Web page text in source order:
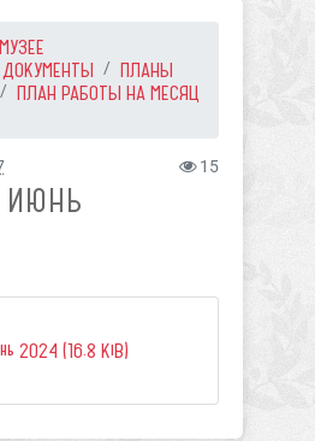
ПЛАНЫ
ПЛАН РАБОТЫ НА МЕСЯЦ
15
ИЮНЬ
2024 (16.8 KiB)